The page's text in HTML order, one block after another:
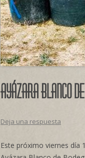
Ayázara Blanco de
Deja una respuesta
Este próximo viernes día